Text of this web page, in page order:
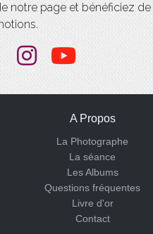
notre page et bénéficiez de
A Propos
La Photographe
La séance
Les Albums
Questions fréquentes
Livre d'or
Contact